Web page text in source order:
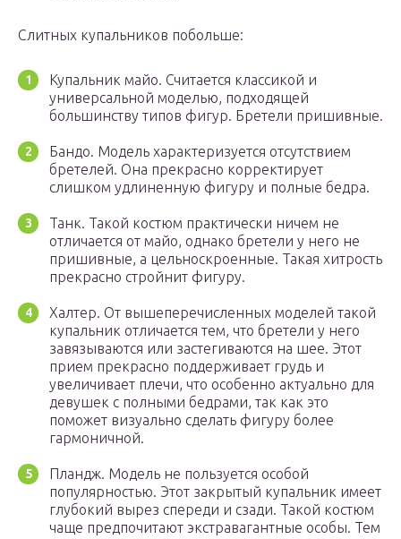
Слитных купальников побольше:
Купальник майо. Считается классикой и
универсальной моделью, подходящей
большинству типов фигур. Бретели пришивные.
Бандо. Модель характеризуется отсутствием
бретелей. Она прекрасно корректирует
слишком удлиненную фигуру и полные бедра.
Танк. Такой костюм практически ничем не
отличается от майо, однако бретели у него не
пришивные, а цельноскроенные. Такая хитрость
прекрасно стройнит фигуру.
Халтер. От вышеперечисленных моделей такой
купальник отличается тем, что бретели у него
завязываются или застегиваются на шее. Этот
прием прекрасно поддерживает грудь и
увеличивает плечи, что особенно актуально для
девушек с полными бедрами, так как это
поможет визуально сделать фигуру более
гармоничной.
Пландж. Модель не пользуется особой
популярностью. Этот закрытый купальник имеет
глубокий вырез спереди и сзади. Такой костюм
чаще предпочитают экстравагантные особы. Тем